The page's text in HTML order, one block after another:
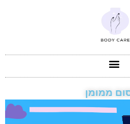
ממומן